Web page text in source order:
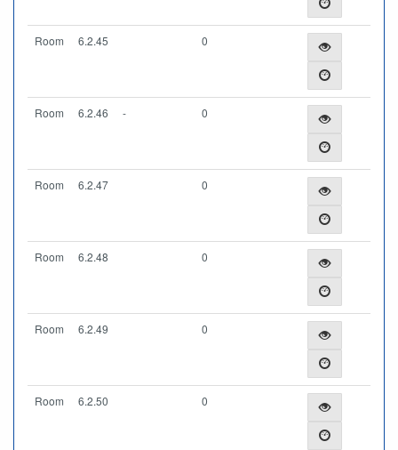
Room 6.2.45 0
Room 6.2.46 - 0
Room 6.2.47 0
Room 6.2.48 0
Room 6.2.49 0
Room 6.2.50 0